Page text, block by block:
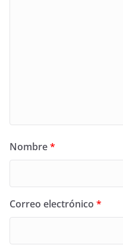
Nombre*
Correo electrónico *